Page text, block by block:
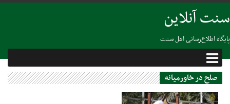
سنت آنلاین
پایگاه اطلاع‌رسانی اهل سنت
صلح در خاورمیانه